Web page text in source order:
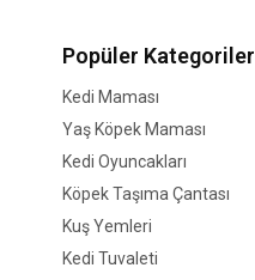
Popüler Kategoriler
Kedi Maması
Yaş Köpek Maması
Kedi Oyuncakları
Köpek Taşıma Çantası
Kuş Yemleri
Kedi Tuvaleti